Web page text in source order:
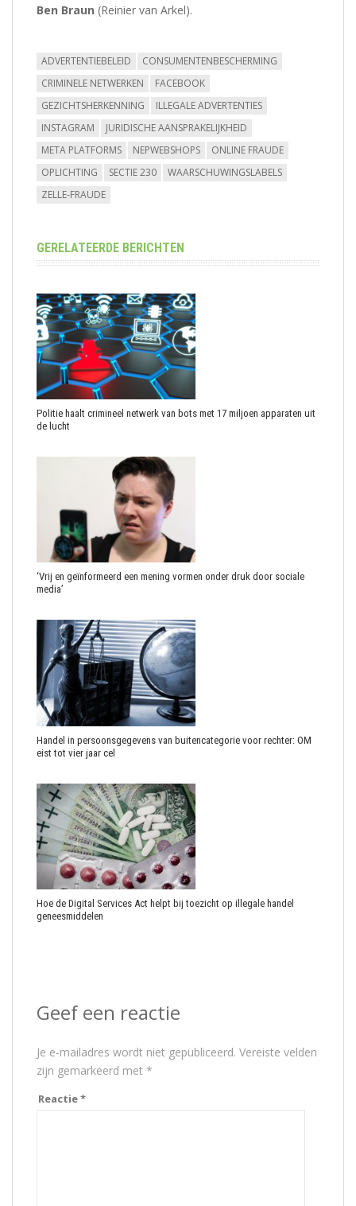
Ben Braun (Reinier van Arkel).
ADVERTENTIEBELEID
CONSUMENTENBESCHERMING
CRIMINELE NETWERKEN
FACEBOOK
GEZICHTSHERKENNING
ILLEGALE ADVERTENTIES
INSTAGRAM
JURIDISCHE AANSPRAKELIJKHEID
META PLATFORMS
NEPWEBSHOPS
ONLINE FRAUDE
OPLICHTING
SECTIE 230
WAARSCHUWINGSLABELS
ZELLE-FRAUDE
GERELATEERDE BERICHTEN
Politie haalt crimineel netwerk van bots met 17 miljoen apparaten uit
de lucht
‘Vrij en geïnformeerd een mening vormen onder druk door sociale
media’
Handel in persoonsgegevens van buitencategorie voor rechter: OM
eist tot vier jaar cel
Hoe de Digital Services Act helpt bij toezicht op illegale handel
geneesmiddelen
Geef een reactie
Je e-mailadres wordt niet gepubliceerd. Vereiste velden
zijn gemarkeerd met *
Reactie*